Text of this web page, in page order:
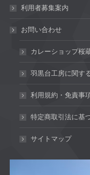
利用者募集案内
お問い合わせ
カレーショップ桜
羽黒台工房に関す
利用規約・免責事
特定商取引法に基
サイトマップ